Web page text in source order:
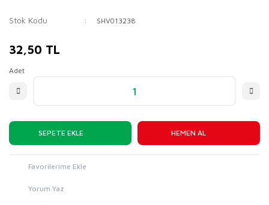
Stok Kodu SHV013238
32,50 TL
Adet
SEPETE EKLE HEMEN AL
Yorum Yaz